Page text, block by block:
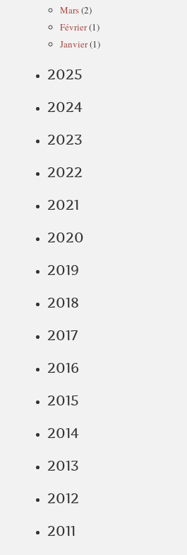
Mars(2)
Février(1)
Janvier(1)
2025
2024
2023
2022
2021
2020
2019
2018
2017
2016
2015
2014
2013
2012
2011